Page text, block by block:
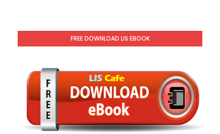
FREE DOWNLOAD LIS EBOOK